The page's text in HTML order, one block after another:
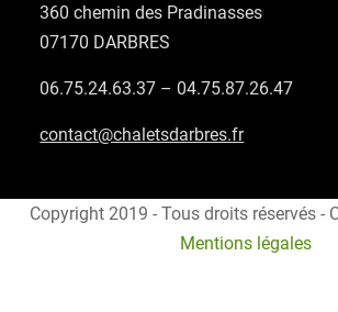
360 chemin des Pradinasses
07170 DARBRES
06.75.24.63.37 – 04.75.87.26.47
contact@chaletsdarbres.fr
Copyright 2019 - Tous droits réservés -
Mentions légales